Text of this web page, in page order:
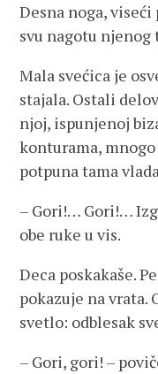
Desna noga,
svu nagotu njenog
Mala svećica je
stajala. Ostali
njoj, ispunjenoj
konturama,
potpuna tama
– Gori!… Gori!…
obe ruke u vis.
Deca poskakaše.
pokazuje na vrata.
svetlo: odblesak
– Gori, gori! –